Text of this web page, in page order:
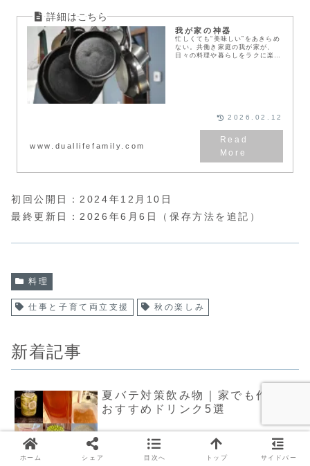
我が家の神器
忙しくても“美味しい”をあきらめ
ない。共働き家庭の我が家が、
日々の料理や暮らしをラクに楽し
www.duallifefamily.com
2026.02.12
初回公開日：2024年12月10日
最終更新日：2026年6月6日（保存方法を追記）
料理
仕事と子育て両立支援 秋の楽しみ
新着記事
夏バテ対策飲み物｜家でも作れる
おすすめドリンク5選
虫除けスプレー手作り術！ハッカ
ホーム シェア 目次へ トップ サイドバー